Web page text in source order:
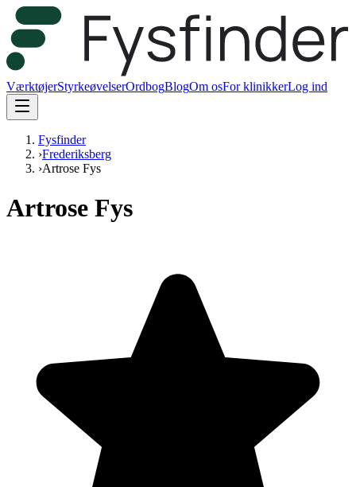
VærktøjerStyrkeøvelserOrdbogBlogOm osFor klinikkerLog ind
Fysfinder
›Frederiksberg
›Artrose Fys
Artrose Fys